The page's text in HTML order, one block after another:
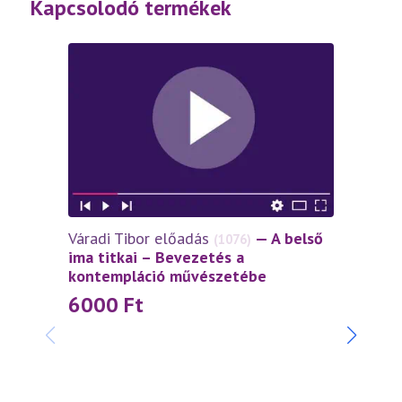
Kapcsolodó termékek
Váradi Tibor előadás (1076) — A belső
ima titkai – Bevezetés a
kontempláció művészetébe
6000 Ft